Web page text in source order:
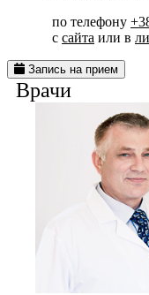
по телефону
с сайта или в
Запись на прием
Врачи